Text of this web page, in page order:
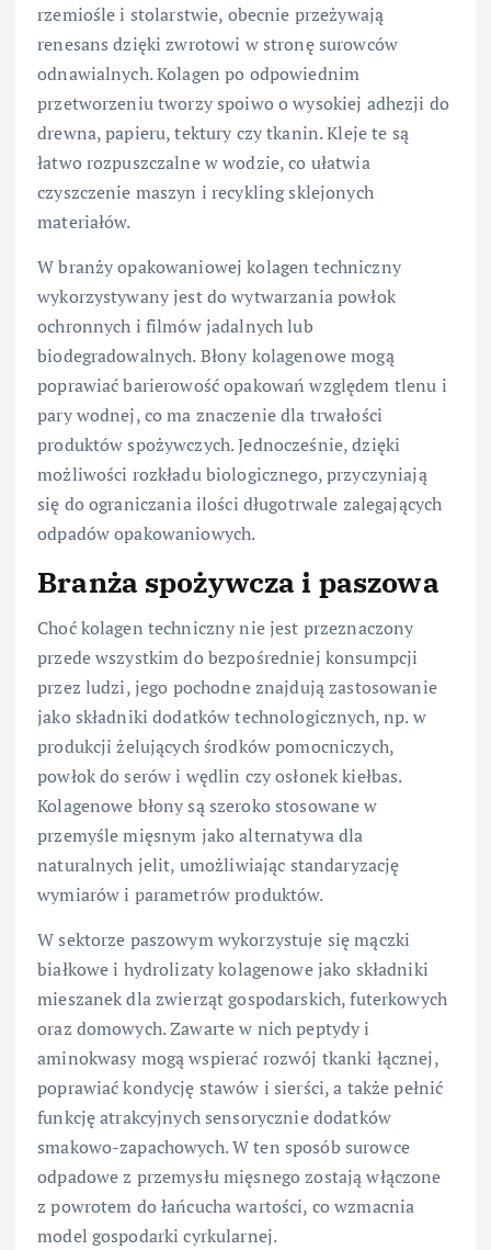
rzemiośle i stolarstwie, obecnie przeżywają
renesans dzięki zwrotowi w stronę surowców
odnawialnych. Kolagen po odpowiednim
przetworzeniu tworzy spoiwo o wysokiej adhezji do
drewna, papieru, tektury czy tkanin. Kleje te są
łatwo rozpuszczalne w wodzie, co ułatwia
czyszczenie maszyn i recykling sklejonych
materiałów.
W branży opakowaniowej kolagen techniczny
wykorzystywany jest do wytwarzania powłok
ochronnych i filmów jadalnych lub
biodegradowalnych. Błony kolagenowe mogą
poprawiać barierowość opakowań względem tlenu i
pary wodnej, co ma znaczenie dla trwałości
produktów spożywczych. Jednocześnie, dzięki
możliwości rozkładu biologicznego, przyczyniają
się do ograniczania ilości długotrwale zalegających
odpadów opakowaniowych.
Branża spożywcza i paszowa
Choć kolagen techniczny nie jest przeznaczony
przede wszystkim do bezpośredniej konsumpcji
przez ludzi, jego pochodne znajdują zastosowanie
jako składniki dodatków technologicznych, np. w
produkcji żelujących środków pomocniczych,
powłok do serów i wędlin czy osłonek kiełbas.
Kolagenowe błony są szeroko stosowane w
przemyśle mięsnym jako alternatywa dla
naturalnych jelit, umożliwiając standaryzację
wymiarów i parametrów produktów.
W sektorze paszowym wykorzystuje się mączki
białkowe i hydrolizaty kolagenowe jako składniki
mieszanek dla zwierząt gospodarskich, futerkowych
oraz domowych. Zawarte w nich peptydy i
aminokwasy mogą wspierać rozwój tkanki łącznej,
poprawiać kondycję stawów i sierści, a także pełnić
funkcję atrakcyjnych sensorycznie dodatków
smakowo-zapachowych. W ten sposób surowce
odpadowe z przemysłu mięsnego zostają włączone
z powrotem do łańcucha wartości, co wzmacnia
model gospodarki cyrkularnej.